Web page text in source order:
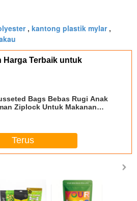
for the reliable product.
, kantong plastik mylar,
Harga Terbaik untuk
Bags Bebas Rugi Anak
Ziplock Untuk Makanan
Terus